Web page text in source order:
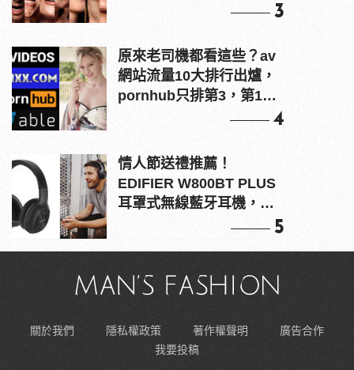
3
原來老司機都看這些？av
網站流量10大排行出爐，
pornhub只排第3，第1名
4
情人節送禮推薦！
EDIFIER W800BT PLUS
耳罩式無線藍牙耳機，在
5
關於我們 隱私權政策 著作權聲明
廣告合作
我要投稿